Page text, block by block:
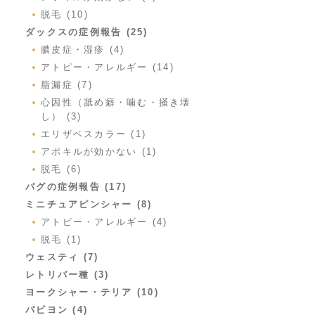
脱毛 (10)
ダックスの症例報告 (25)
膿皮症・湿疹 (4)
アトピー・アレルギー (14)
脂漏症 (7)
心因性（舐め癖・噛む・掻き壊
し） (3)
エリザベスカラー (1)
アポキルが効かない (1)
脱毛 (6)
パグの症例報告 (17)
ミニチュアピンシャー (8)
アトピー・アレルギー (4)
脱毛 (1)
ウェスティ (7)
レトリバー種 (3)
ヨークシャー・テリア (10)
パピヨン (4)